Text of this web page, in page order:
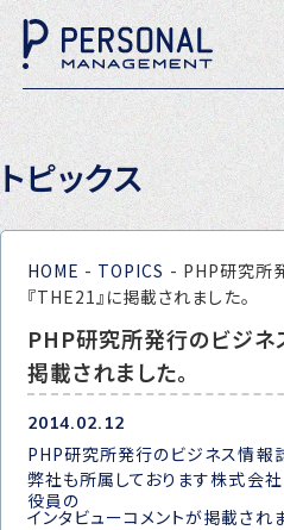
ホーム
パーソナル・マネジ
会社概要
採用情報
トピックス
ニュース
トピックス
HOME - TOPICS - PHP研究所
『THE21』に掲載されました。
PHP研究所発行のビジネ
掲載されました。
2014.02.12
PHP研究所発行のビジネス情報誌
弊社も所属しております株式会社
役員の
インタビューコメントが掲載され